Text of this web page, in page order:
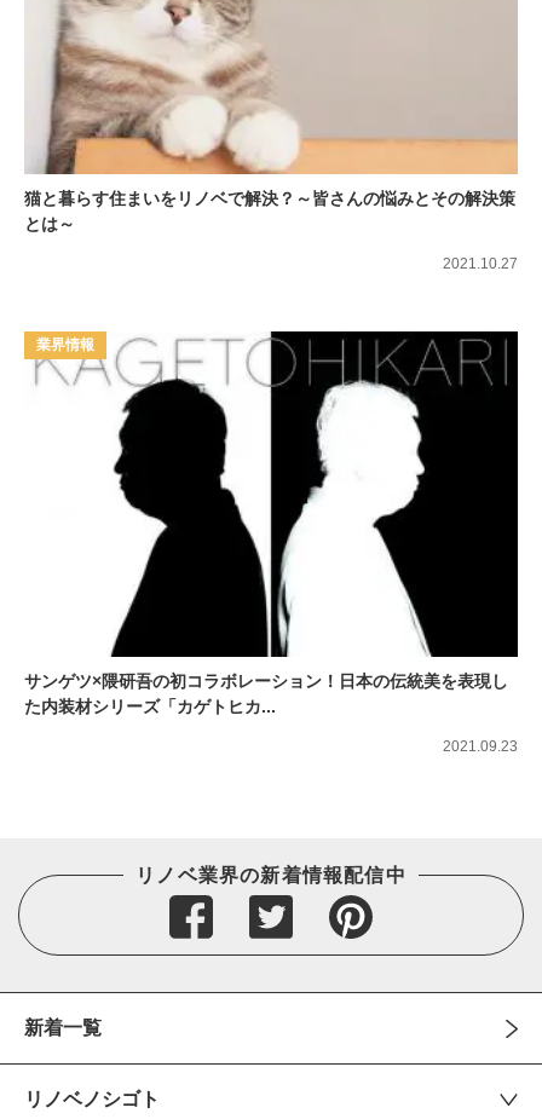
猫と暮らす住まいをリノベで解決？～皆さんの悩みとその解決策
とは～
2021.10.27
サンゲツ×隈研吾の初コラボレーション！日本の伝統美を表現し
た内装材シリーズ「カゲトヒカ...
業界情報
2021.09.23
リノベ業界の新着情報配信中
新着一覧
リノベノシゴト